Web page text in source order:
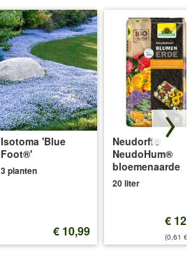
Isotoma 'Blue
Foot®'
3 planten
€ 10,99
Neudorff®
NeudoHum®
bloemenaarde
20 liter
€
(0,61